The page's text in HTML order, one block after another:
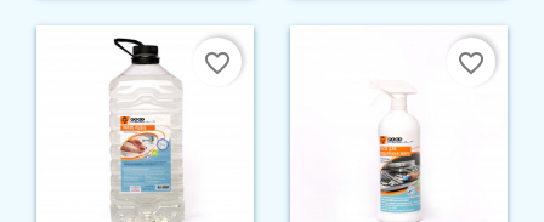
favorite_border favorite_border
Назва списку бажань
Відміна Створити список бажань